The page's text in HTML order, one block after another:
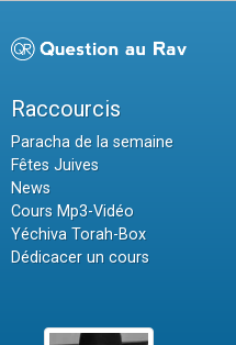
Raccourcis
Paracha de la semaine
Fêtes Juives
News
Cours Mp3-Vidéo
Yéchiva Torah-Box
Dédicacer un cours